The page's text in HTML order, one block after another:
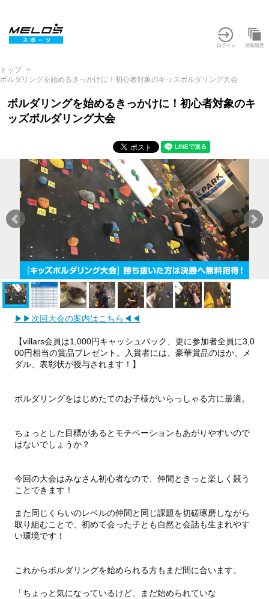
トップ
ボルダリングを始めるきっかけに！初心者対象のキッズボルダリング大会
ボルダリングを始めるきっかけに！初心者対象のキ
ッズボルダリング大会
▶▶次回大会の案内はこちら◀◀
【villars会員は1,000円キャッシュバック、更に参加者全員に3,0
00円相当の賞品プレゼント。入賞者には、豪華賞品のほか、メ
ダル、表彰状が授与されます！】
ボルダリングをはじめたてのお子様がいらっしゃる方に最適。
ちょっとした目標があるとモチベーションもあがりやすいので
はないでしょうか？
今回の大会はみなさん初心者なので、仲間ときっと楽しく競う
ことできます！
また同じくらいのレベルの仲間と同じ課題を切磋琢磨しながら
取り組むことで、初めて会った子とも自然と会話も生まれやす
い環境です！
これからボルダリングを始められる方もまだ間に合います。
「ちょっと気になっているけど、まだ始められていな